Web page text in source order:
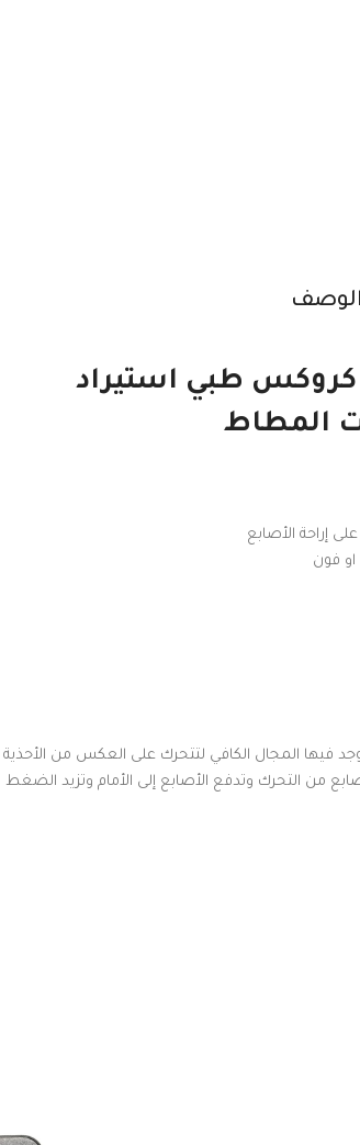
الوصف
كروكس طبي استيراد
المطاط
إراحة الأصابع
فيها المجال الكافي لتتحرك على العكس من الأحذية
من التحرك وتدفع الأصابع إلى الأمام وتزيد الضغط